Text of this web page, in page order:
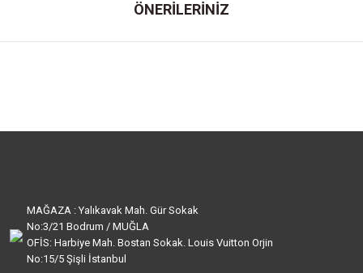
ÖNERİLERİNİZ
MAĞAZA : Yalıkavak Mah. Gür Sokak
No:3/21 Bodrum / MUĞLA
OFİS: Harbiye Mah. Bostan Sokak. Louis Vuitton Orjin
No:15/5 Şişli İstanbul